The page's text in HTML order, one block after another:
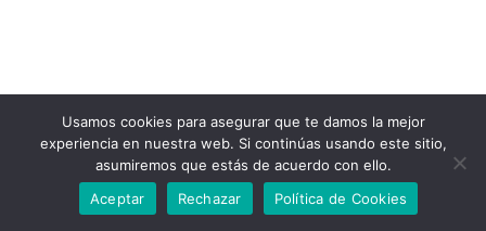
Usamos cookies para asegurar que te damos la mejor
experiencia en nuestra web. Si continúas usando este sitio,
asumiremos que estás de acuerdo con ello.
Aceptar
Rechazar Política de Cookies